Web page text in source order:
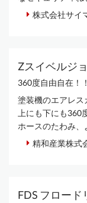
株式会社サイ
Zスイベルジ
360度自由自在！
塗装機のエアレス
上にも下にも360
ホースのたわみ、
精和産業株式
FDS フロー